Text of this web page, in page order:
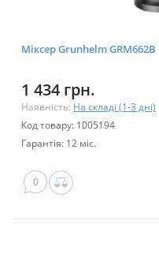
Міксер Grunhelm GRM662B
1 434 грн.
Наявність: На складі (1-3 дні)
Код товару: 1005194
Гарантія: 12 міс.
0